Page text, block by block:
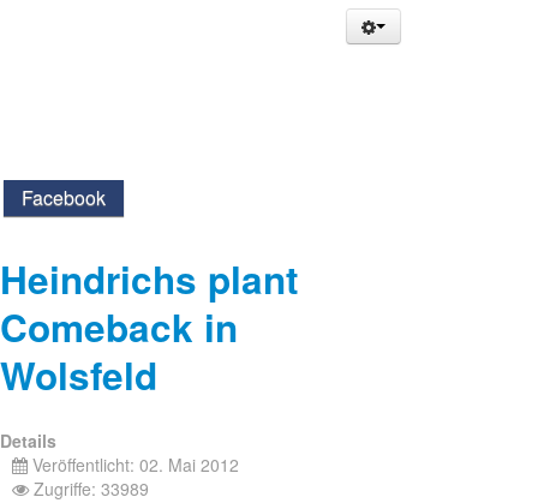
Facebook
Heindrichs plant
Comeback in
Wolsfeld
Details
Veröffentlicht: 02. Mai 2012
Zugriffe: 33989